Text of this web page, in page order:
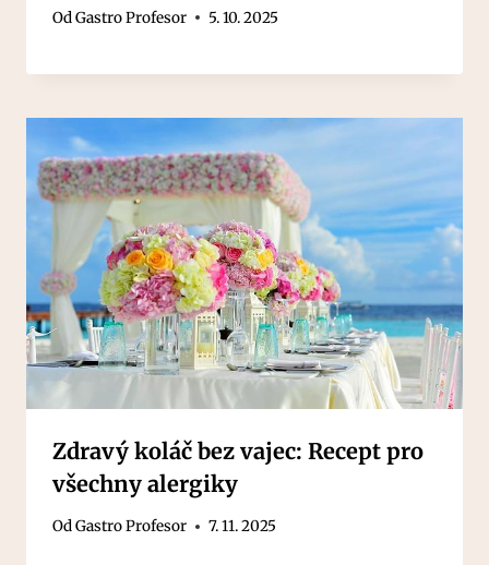
OdGastro Profesor 5. 10. 2025
Zdravý koláč bez vajec: Recept pro
všechny alergiky
OdGastro Profesor 7. 11. 2025